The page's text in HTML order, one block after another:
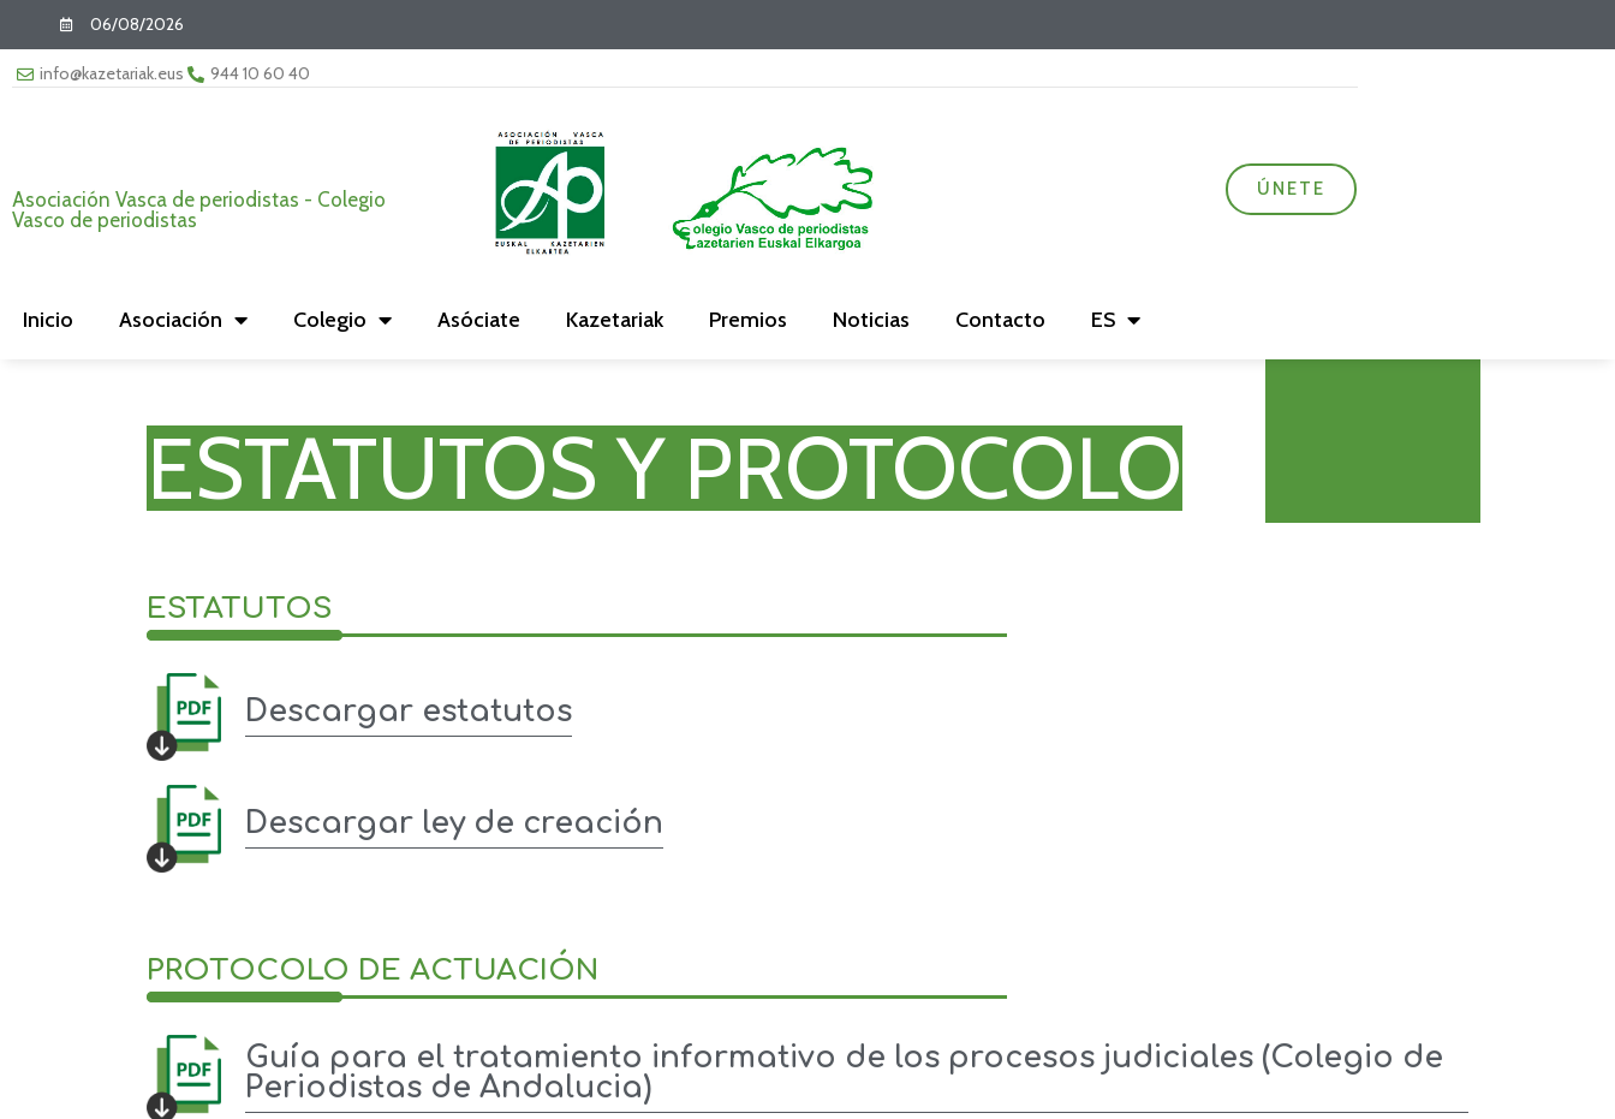
06/08/2026
info@kazetariak.eus 944 10 60 40
Asociación Vasca de periodistas - Colegio
Vasco de periodistas
ÚNETE
Inicio Asociación Colegio Asóciate Kazetariak Premios Noticias Contacto ES
ESTATUTOS Y PROTOCOLO
ESTATUTOS
Descargar estatutos
Descargar ley de creación
PROTOCOLO DE ACTUACIÓN
Guía para el tratamiento informativo de los procesos judiciales (Colegio de
Periodistas de Andalucia)